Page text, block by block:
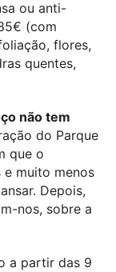
ou anti-
(com
flores,
quentes,
não tem
do Parque
que o
e muito menos
Depois,
nos, sobre a
a partir das 9